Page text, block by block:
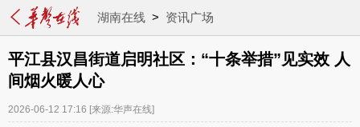
湖南在线> 资讯广场
平江县汉昌街道启明社区：“十条举措”见实效 人
间烟火暖人心
2026-06-12 17:16 [来源:华声在线]